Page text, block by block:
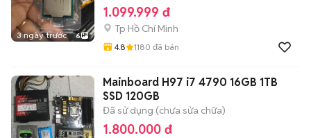
3 ngày trước 6
1.099.999 đ
Tp Hồ Chí Minh
4.8 1180 đã bán
Mainboard H97 i7 4790 16GB 1TB
SSD 120GB
Đã sử dụng (chưa sửa chữa)
1.800.000 đ